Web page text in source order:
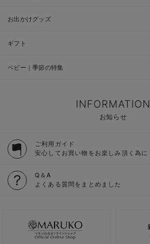
お出かけグッズ
ギフト
ベビー｜季節の特集
INFORMATION
お知らせ
ご利用ガイド
安心してお買い物をお楽しみ頂く為に
Q＆A
よくある質問をまとめました